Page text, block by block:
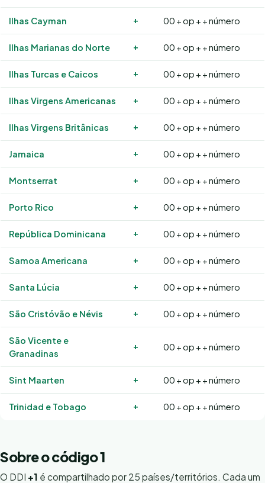
Ilhas Cayman + 00 + op + + número
Ilhas Marianas do Norte + 00 + op + + número
Ilhas Turcas e Caicos + 00 + op + + número
Ilhas Virgens Americanas + 00 + op + + número
Ilhas Virgens Britânicas + 00 + op + + número
Jamaica + 00 + op + + número
Montserrat + 00 + op + + número
Porto Rico + 00 + op + + número
República Dominicana + 00 + op + + número
Samoa Americana + 00 + op + + número
Santa Lúcia + 00 + op + + número
São Cristóvão e Névis + 00 + op + + número
São Vicente e
Granadinas
+ 00 + op + + número
Sint Maarten + 00 + op + + número
Trinidad e Tobago + 00 + op + + número
Sobre o código 1
O DDI +1 é compartilhado por 25 países/territórios. Cada um